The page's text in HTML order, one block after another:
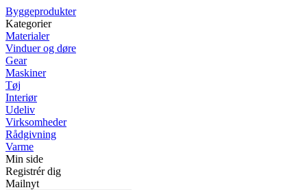
Byggeprodukter
Kategorier
Materialer
Vinduer og døre
Gear
Maskiner
Tøj
Interiør
Udeliv
Virksomheder
Rådgivning
Varme
Min side
Registrér dig
Mailnyt